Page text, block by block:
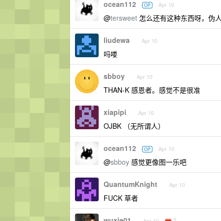
ocean112 OP Apr 10
@tersweet 怎么还有这种东西呀，伪
liudewa Apr 10
吗喽
sbboy Apr 10
THAN-K 感恩者。感觉不是很准
xiapipi Apr 10
OJBK （无所谓人）
ocean112 OP Apr 10
@sbboy 感觉更像图一乐吧
QuantumKnight Apr 10
FUCK 草者